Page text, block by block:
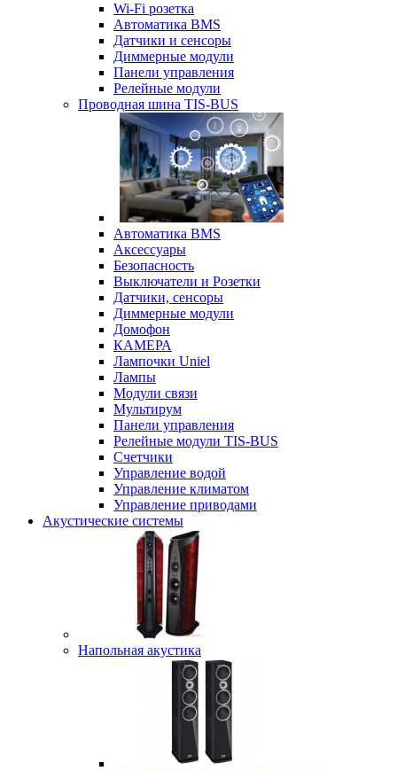
Wi-Fi розетка
Автоматика BMS
Датчики и сенсоры
Диммерные модули
Панели управления
Релейные модули
Проводная шина TIS-BUS
Автоматика BMS
Аксессуары
Безопасность
Выключатели и Розетки
Датчики, сенсоры
Диммерные модули
Домофон
КАМЕРА
Лампочки Uniel
Лампы
Модули связи
Мультирум
Панели управления
Релейные модули TIS-BUS
Счетчики
Управление водой
Управление климатом
Управление приводами
Акустические системы
Напольная акустика